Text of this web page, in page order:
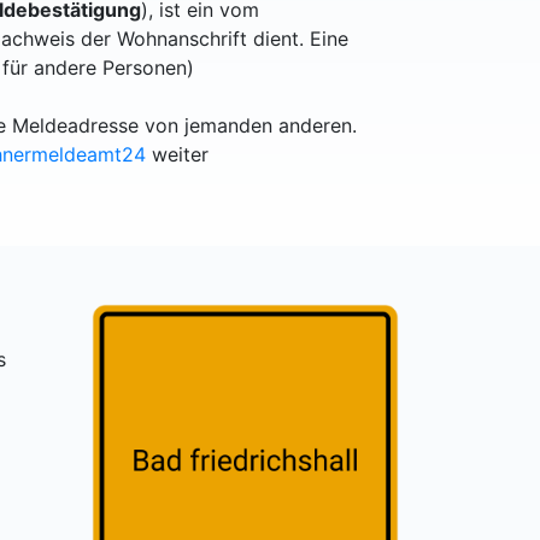
), ist ein vom
der Wohnanschrift dient. Eine
andere Personen)
von jemanden anderen.
weiter